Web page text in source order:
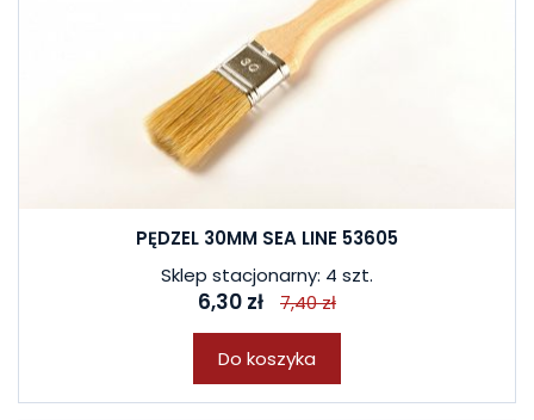
PĘDZEL 30MM SEA LINE 53605
Sklep stacjonarny: 4 szt.
6,30 zł 7,40 zł
Do koszyka